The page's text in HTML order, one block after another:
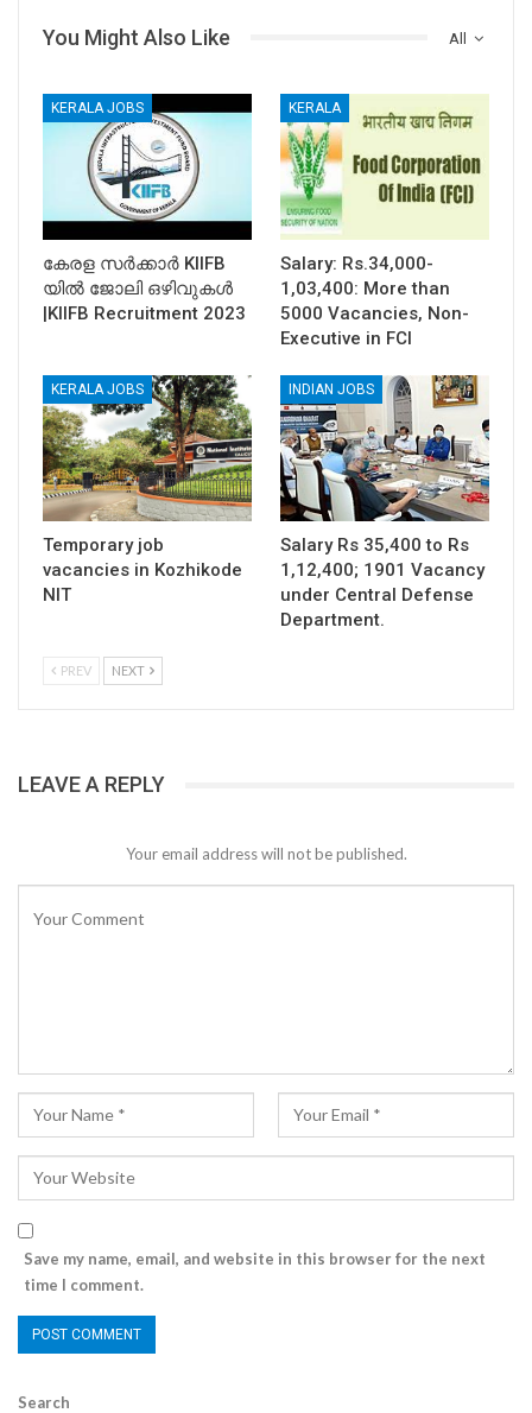
All
You Might Also Like
KERALA JOBS
കേരള സര്‍ക്കാര്‍ KIIFB
യില്‍ ജോലി ഒഴിവുകള്‍
|KIIFB Recruitment 2023
KERALA
Salary: Rs.34,000-
1,03,400: More than
5000 Vacancies, Non-
Executive in FCI
KERALA JOBS
Temporary job
vacancies in Kozhikode
NIT
INDIAN JOBS
Salary Rs 35,400 to Rs
1,12,400; 1901 Vacancy
under Central Defense
Department.
PREV NEXT
LEAVE A REPLY
Your email address will not be published.
Save my name, email, and website in this browser for the next
time I comment.
Search